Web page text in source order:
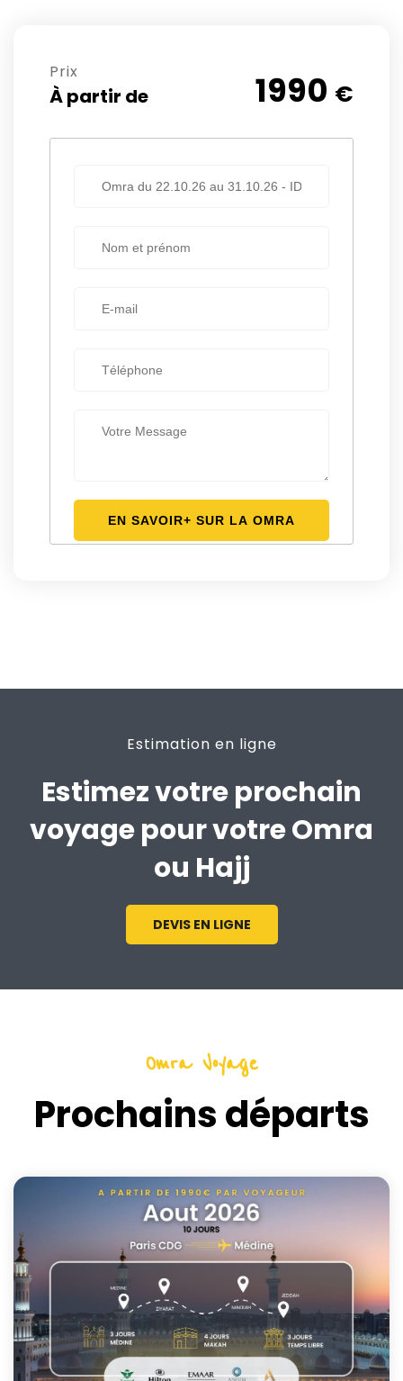
Prix
À partir de 1990 €
Estimation en ligne
Estimez votre prochain
voyage pour votre Omra
ou Hajj
DEVIS EN LIGNE
Omra Voyage
Prochains départs